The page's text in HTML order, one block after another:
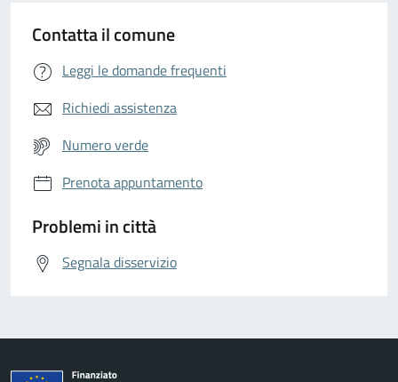
Contatta il comune
Leggi le domande frequenti
Richiedi assistenza
Numero verde
Prenota appuntamento
Problemi in città
Segnala disservizio